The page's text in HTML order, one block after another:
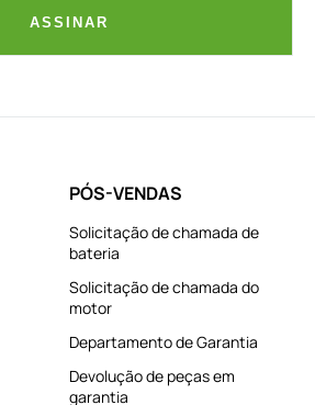
ASSINAR
PÓS-VENDAS
Solicitação de chamada de
bateria
Solicitação de chamada do
motor
Departamento de Garantia
Devolução de peças em
garantia